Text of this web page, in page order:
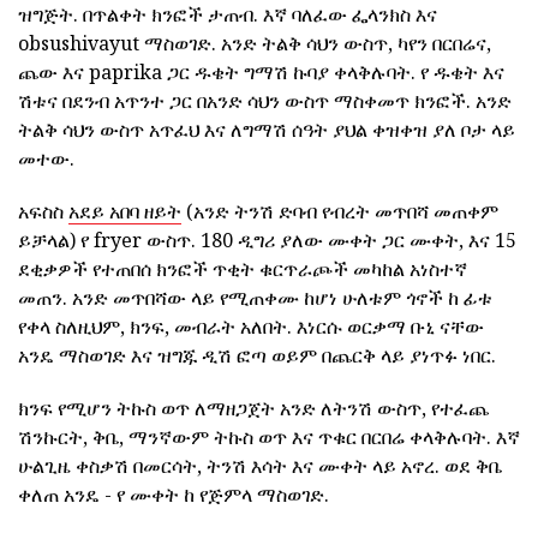
ዝግጅት. በጥልቀት ክንፎች ታጠብ. እኛ ባለፈው ፌላንክስ እና
obsushivayut ማስወገድ. አንድ ትልቅ ሳህን ውስጥ, ካየን በርበሬና,
ጨው እና paprika ጋር ዱቄት ግማሽ ኩባያ ቀላቅሉባት. የ ዱቄት እና
ሽቱና በደንብ አጥንተ ጋር በአንድ ሳህን ውስጥ ማስቀመጥ ክንፎች. አንድ
ትልቅ ሳህን ውስጥ አጥፈህ እና ለግማሽ ሰዓት ያህል ቀዝቀዝ ያለ ቦታ ላይ
መተው.
አፍስስአደይ አበባ ዘይት (አንድ ትንሽ ድባብ የብረት መጥበሻ መጠቀም
ይቻላል) የ fryer ውስጥ. 180 ዲግሪ ያለው ሙቀት ጋር ሙቀት, እና 15
ደቂቃዎች የተጠበሰ ክንፎች ጥቂት ቁርጥራጮች መካከል አነስተኛ
መጠን. አንድ መጥበሻው ላይ የሚጠቀሙ ከሆነ ሁለቱም ጎኖች ከ ፊቱ
የቀላ ስለዚህም, ክንፍ, መብራት አለበት. እነርሱ ወርቃማ ቡኒ ናቸው
አንዴ ማስወገድ እና ዝግጁ ዲሽ ፎጣ ወይም በጨርቅ ላይ ያነጥፉ ነበር.
ክንፍ የሚሆን ትኩስ ወጥ ለማዘጋጀት አንድ ለትንሽ ውስጥ, የተፈጨ
ሽንኩርት, ቅቤ, ማንኛውም ትኩስ ወጥ እና ጥቁር በርበሬ ቀላቅሉባት. እኛ
ሁልጊዜ ቀስቃሽ በመርሳት, ትንሽ እሳት እና ሙቀት ላይ አኖረ. ወደ ቅቤ
ቀለጠ አንዴ - የ ሙቀት ከ የጅምላ ማስወገድ.